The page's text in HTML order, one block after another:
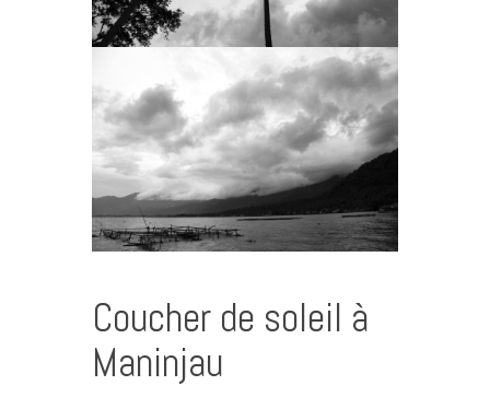
Coucher de soleil à
Maninjau